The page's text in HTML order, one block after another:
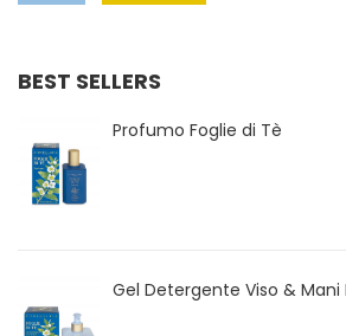
BEST SELLERS
Profumo Foglie di Tè
Gel Detergente Viso & Mani